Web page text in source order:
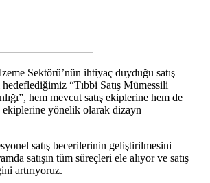
Sektörü’nün ihtiyaç duyduğu satış
“Tıbbi Satış Mümessili
hem mevcut satış ekiplerine hem de
ekiplerine yönelik olarak dizayn
satış becerilerinin geliştirilmesini
satışın tüm süreçleri ele alıyor ve satış
artırıyoruz.